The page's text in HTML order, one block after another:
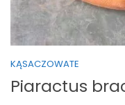
KĄSACZOWATE
Piaractus